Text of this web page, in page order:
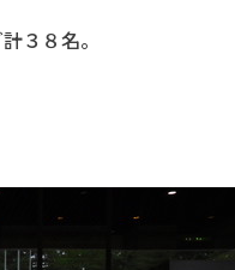
３８名。